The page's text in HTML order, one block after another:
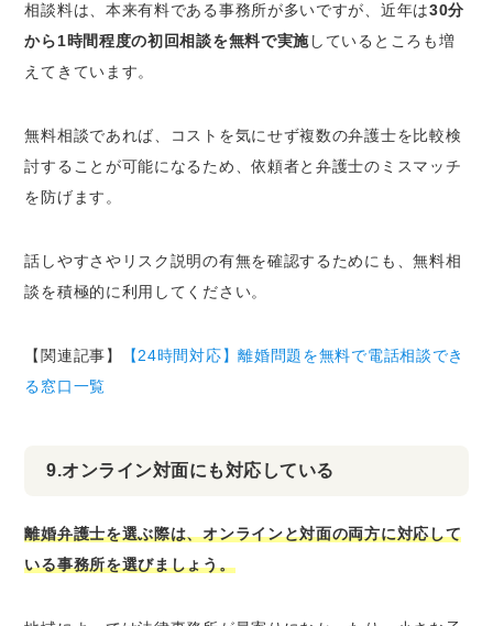
相談料は、本来有料である事務所が多いですが、近年は30分
から1時間程度の初回相談を無料で実施しているところも増
えてきています。
無料相談であれば、コストを気にせず複数の弁護士を比較検
討することが可能になるため、依頼者と弁護士のミスマッチ
を防げます。
話しやすさやリスク説明の有無を確認するためにも、無料相
談を積極的に利用してください。
【関連記事】
【24時間対応】離婚問題を無料で電話相談でき
る窓口一覧
9.オンライン対面にも対応している
離婚弁護士を選ぶ際は、オンラインと対面の両方に対応して
いる事務所を選びましょう。